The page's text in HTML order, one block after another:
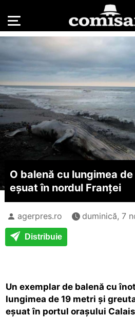
O balenă cu lungimea
eşuat în nordul Franţei
agerpres.ro duminică, 7
Distribuie
Un exemplar de balenă cu
lungimea de 19 metri şi
eşuat în portul oraşului